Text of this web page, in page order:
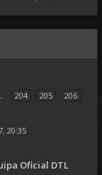
204 205
206
20:35
Oficial DTL